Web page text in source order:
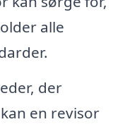
alle
der
en revisor